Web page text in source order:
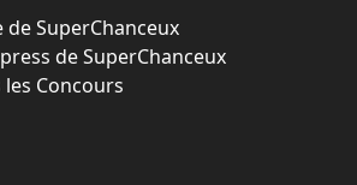
filiales et entreprises
leurs agences de publicité et
de leurs partenaires
de SuperChanceux
de SuperChanceux
Concours